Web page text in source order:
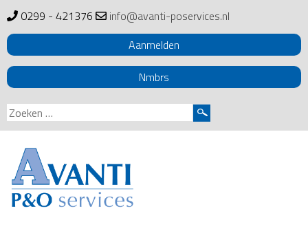
0299 - 421376
info@avanti-poservices.nl
Aanmelden
Nmbrs
Zoeken
naar: